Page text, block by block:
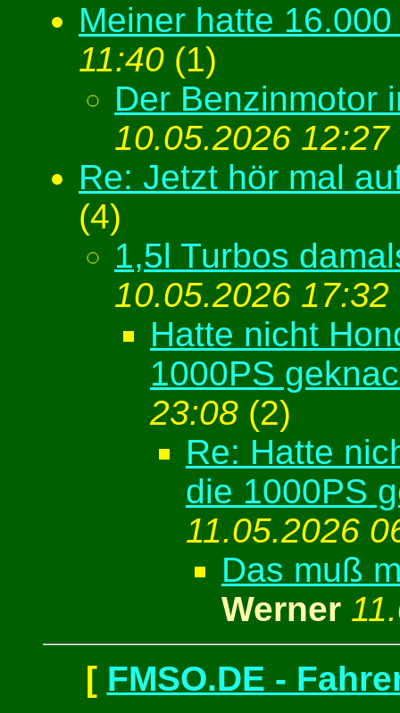
Meiner hatte
11:40 (1)
Der Benzinmotor
10.05.2026 12:27
Re: Jetzt hör mal
(4)
1,5l Turbos
10.05.2026 17:32
Hatte nicht
1000PS
23:08 (2)
Re: Hatte
die 1000PS
11.05.2026
Das muß
Werner
[ FMSO.DE -